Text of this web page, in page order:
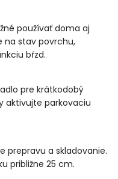
používať doma aj
na stav povrchu,
bŕzd.
pre krátkodobý
aktivujte parkovaciu
prepravu a skladovanie.
približne 25 cm.